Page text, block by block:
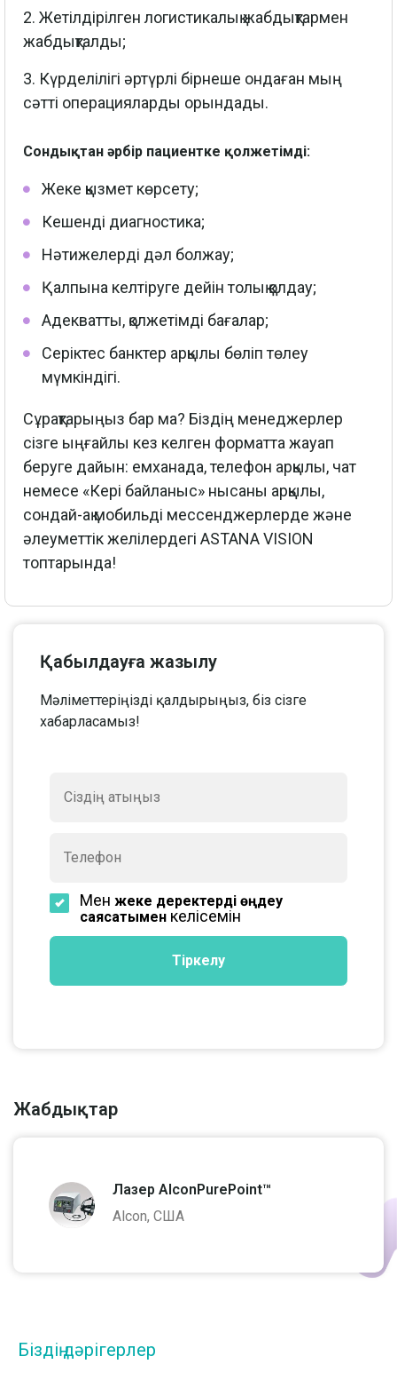
2. Жетілдірілген логистикалық жабдықтармен
жабдықталды;
3. Күрделілігі әртүрлі бірнеше ондаған мың
сәтті операцияларды орындады.
Сондықтан әрбір пациентке қолжетімді:
Жеке қызмет көрсету;
Кешенді диагностика;
Нәтижелерді дәл болжау;
Қалпына келтіруге дейін толық қолдау;
Адекватты, қолжетімді бағалар;
Серіктес банктер арқылы бөліп төлеу
мүмкіндігі.
Сұрақтарыңыз бар ма? Біздің менеджерлер
сізге ыңғайлы кез келген форматта жауап
беруге дайын: емханада, телефон арқылы, чат
немесе «Кері байланыс» нысаны арқылы,
сондай-ақ мобильді мессенджерлерде және
әлеуметтік желілердегі ASTANA VISION
топтарында!
Қабылдауға жазылу
Мәліметтеріңізді қалдырыңыз, біз сізге
хабарласамыз!
Мен жеке деректерді өңдеу
саясатымен келісемін
Жабдықтар
Лазер AlconPurePoint™
Alcon, США
Біздің дәрігерлер